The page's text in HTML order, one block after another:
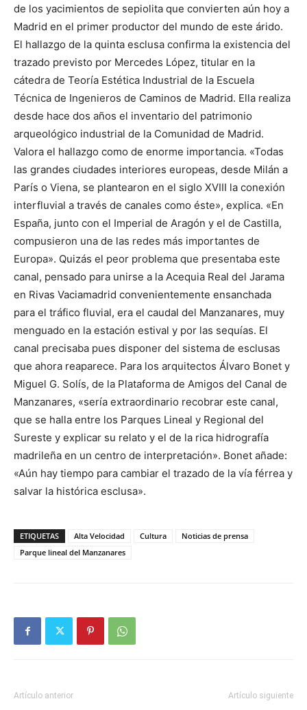
de los yacimientos de sepiolita que convierten aún hoy a
Madrid en el primer productor del mundo de este árido.
El hallazgo de la quinta esclusa confirma la existencia del
trazado previsto por Mercedes López, titular en la
cátedra de Teoría Estética Industrial de la Escuela
Técnica de Ingenieros de Caminos de Madrid. Ella realiza
desde hace dos años el inventario del patrimonio
arqueológico industrial de la Comunidad de Madrid.
Valora el hallazgo como de enorme importancia. «Todas
las grandes ciudades interiores europeas, desde Milán a
París o Viena, se plantearon en el siglo XVIII la conexión
interfluvial a través de canales como éste», explica. «En
España, junto con el Imperial de Aragón y el de Castilla,
compusieron una de las redes más importantes de
Europa». Quizás el peor problema que presentaba este
canal, pensado para unirse a la Acequia Real del Jarama
en Rivas Vaciamadrid convenientemente ensanchada
para el tráfico fluvial, era el caudal del Manzanares, muy
menguado en la estación estival y por las sequías. El
canal precisaba pues disponer del sistema de esclusas
que ahora reaparece. Para los arquitectos Álvaro Bonet y
Miguel G. Solís, de la Plataforma de Amigos del Canal de
Manzanares, «sería extraordinario recobrar este canal,
que se halla entre los Parques Lineal y Regional del
Sureste y explicar su relato y el de la rica hidrografía
madrileña en un centro de interpretación». Bonet añade:
«Aún hay tiempo para cambiar el trazado de la vía férrea y
salvar la histórica esclusa».
ETIQUETAS Alta Velocidad Cultura
Noticias de prensa
Parque lineal del Manzanares
Artículo anterior Artículo siguiente